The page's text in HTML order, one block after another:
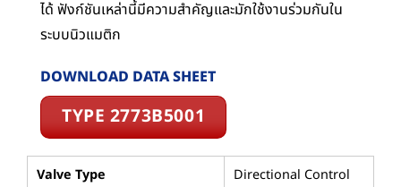
ได้ ฟังก์ชันเหล่านี้มีความสำคัญและมักใช้งานร่วมกันใน
ระบบนิวแมติก
DOWNLOAD DATA SHEET
TYPE 2773B5001
Valve Type
Directional Control